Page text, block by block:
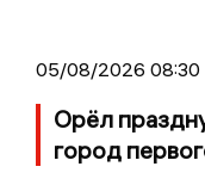
05/08/2026 08:30
Орёл
город